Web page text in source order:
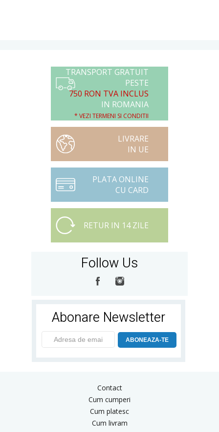
TRANSPORT GRATUIT
PESTE
750 RON TVA INCLUS
IN ROMANIA
* VEZI TERMENI SI CONDITII
LIVRARE
IN UE
PLATA ONLINE
CU CARD
RETUR IN 14 ZILE
Follow Us
Abonare Newsletter
ABONEAZA-TE
Contact
Cum cumperi
Cum platesc
Cum livram